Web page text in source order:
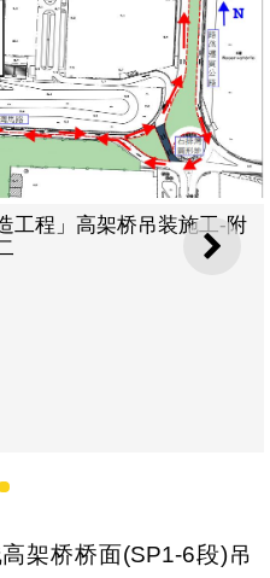
下一
工程」高架桥吊装施工-附
2
架桥桥面(SP1-6段)吊